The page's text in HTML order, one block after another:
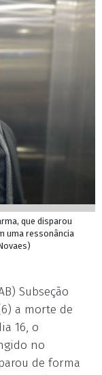
que disparou
uma ressonância
Subseção
a morte de
16, o
no
de forma